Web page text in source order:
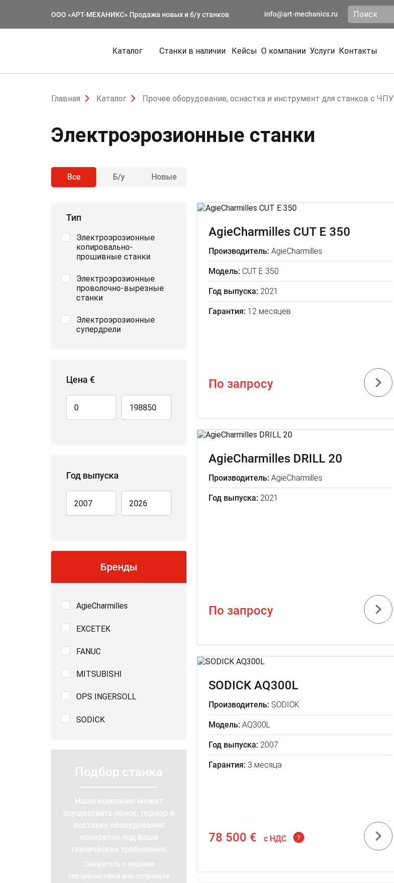
ООО «АРТ-МЕХАНИКС» Продажа новых и б/у станков info@art-mechanics.ru
Каталог Станки в наличии Кейсы О компании Услуги Контакты
Главная Каталог Прочее оборудование, оснастка и инструмент для станков с ЧПУ
Электроэрозионные станки
Все Б/у Новые
Тип
Электроэрозионные
копировально-
прошивные станки
Электроэрозионные
проволочно-вырезные
станки
Электроэрозионные
супердрели
Цена €
Год выпуска
Бренды
AgieCharmilles
EXCETEK
FANUC
MITSUBISHI
OPS INGERSOLL
SODICK
Подбор станка
Наша компания может
осуществить поиск, подбор и
поставку оборудования
конкретно под ваши
технические требования.
Свяжитесь с нашими
специалистами или отправьте
AgieCharmilles CUT E 350
Производитель: AgieCharmilles
Модель: CUT E 350
Год выпуска: 2021
Гарантия: 12 месяцев
По запросу
AgieCharmilles DRILL 20
Производитель: AgieCharmilles
Год выпуска: 2021
По запросу
SODICK AQ300L
Производитель: SODICK
Модель: AQ300L
Год выпуска: 2007
Гарантия: 3 месяца
78 500 € c НДС ?